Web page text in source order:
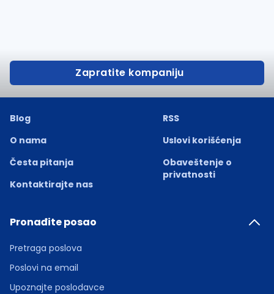
Zapratite kompaniju
Blog
O nama
Česta pitanja
Kontaktirajte nas
RSS
Uslovi korišćenja
Obaveštenje o
privatnosti
Pronađite posao
Pretraga poslova
Poslovi na email
Upoznajte poslodavce